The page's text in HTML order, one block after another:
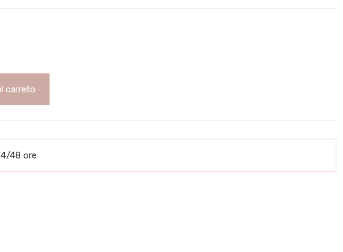
carrello
48 ore